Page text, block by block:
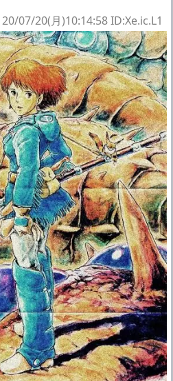
20/07/20(月)10:14:58 ID:Xe.ic.L1